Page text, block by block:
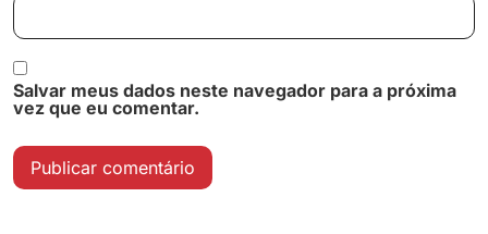
Salvar meus dados neste navegador para a próxima
vez que eu comentar.